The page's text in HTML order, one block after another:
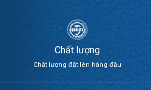
Chất lượng
Chất lượng đặt lên hàng đầu